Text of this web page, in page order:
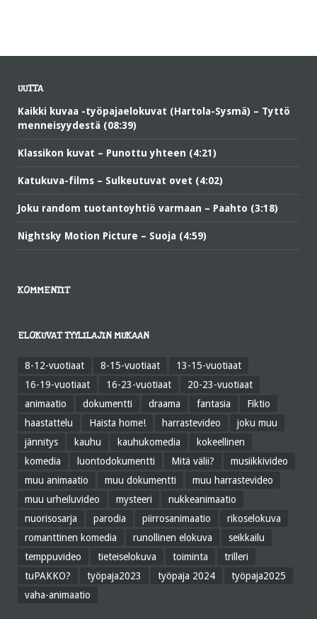
UUTTA
Kaikki kuvaa -työpajaelokuvat (Hartola-Sysmä) – Tyttö
menneisyydestä (08:39)
Klassikon kuvat – Punottu yhteen (4:21)
Katukuva-films – Sulkeutuvat ovet (4:02)
Joku random tuotantoyhtiö varmaan – Paahto (3:18)
Nightsky Motion Picture – Suoja (4:59)
KOMMENTIT
ELOKUVAT TYYLILAJIN MUKAAN
8-12-vuotiaat 8-15-vuotiaat
13-15-vuotiaat
16-19-vuotiaat
16-23-vuotiaat
20-23-vuotiaat
animaatio
dokumentti draama fantasia
Fiktio
haastattelu
Haista home! harrastevideo
joku muu
jännitys
kauhu kauhukomedia
kokeellinen
komedia
luontodokumentti Mitä välii?
musiikkivideo
muu animaatio
muu dokumentti
muu harrastevideo
muu urheiluvideo
mysteeri
nukkeanimaatio
nuorisosarja
parodia piirrosanimaatio
rikoselokuva
romanttinen komedia
runollinen elokuva
seikkailu
temppuvideo
tieteiselokuva toiminta
trilleri
tuPAKKO?
työpaja2023 työpaja 2024
työpaja2025
vaha-animaatio